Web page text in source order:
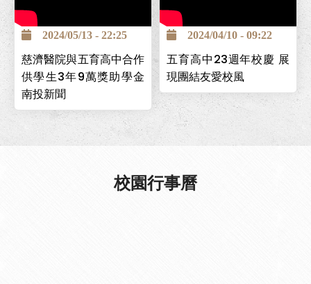
南投巿五育高中為全國第一
個創立的照顧服務科，為讓
學生能安心求學，並保障畢
業後有穩定工作，與台中慈
濟醫院簽署「攜手高昇獎助
學金」計畫，提供學生高中
在校期間3年9萬元，且畢業
後可至台中慈濟醫院工作。
2024/05/13 - 22:25
慈濟醫院與五育高中合作
供學生3年9萬獎助學金
南投新聞
2024/04/10 - 09:22
五育高中23週年校慶 展
現團結友愛校風
校園行事曆